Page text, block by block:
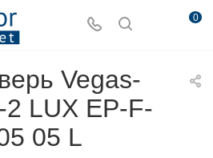
0
Vegas-
LUX EP-F-
05 L